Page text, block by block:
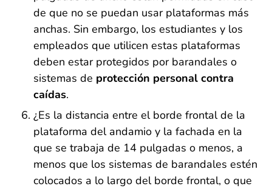
de que no se puedan usar plataformas más
anchas. Sin embargo, los estudiantes y los
empleados que utilicen estas plataformas
deben estar protegidos por barandales o
sistemas de protección personal contra
caídas.
¿Es la distancia entre el borde frontal de la
plataforma del andamio y la fachada en la
que se trabaja de 14 pulgadas o menos, a
menos que los sistemas de barandales estén
colocados a lo largo del borde frontal, o que